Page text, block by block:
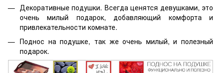
Декоративные подушки. Всегда ценятся девушками, это
очень милый подарок, добавляющий комфорта и
привлекательности комнате.
Поднос на подушке, так же очень милый, и полезный
подарок.